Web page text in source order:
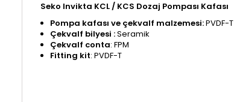
Seko Invikta KCL / KCS Dozaj Pompası Kafası
Pompa kafası ve çekvalf malzemesi:PVDF-T
Çekvalf bilyesi :Seramik
Çekvalf conta: FPM
Fitting kit: PVDF-T